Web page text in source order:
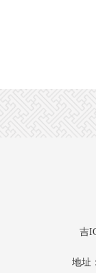
吉
地址